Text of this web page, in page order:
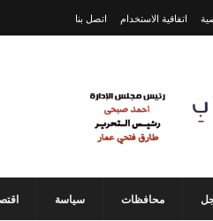
اتفاقية الاستخدام اتصل بنا
محافظات سياسة